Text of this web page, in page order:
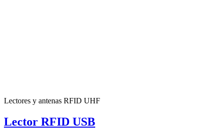
Lectores y antenas RFID UHF
Lector RFID USB